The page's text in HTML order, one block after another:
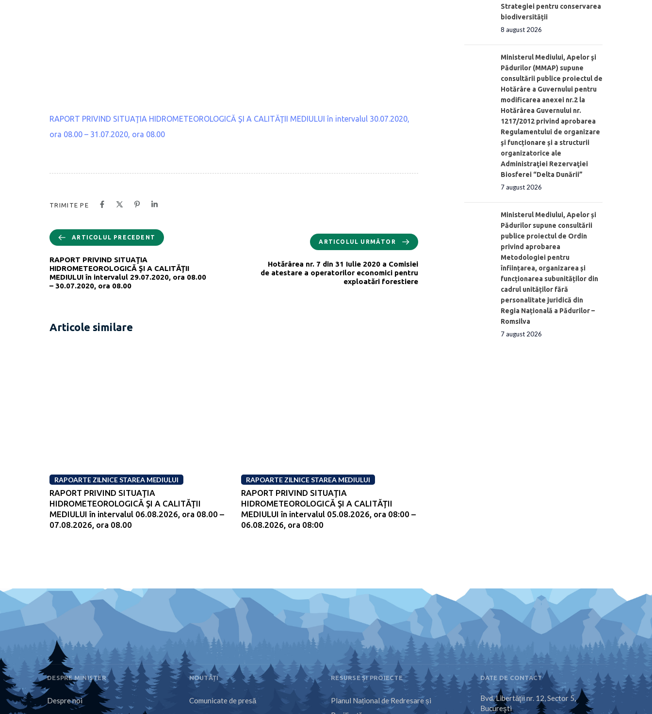
RAPORT PRIVIND SITUAŢIA HIDROMETEOROLOGICĂ ŞI A CALITĂŢII MEDIULUI în intervalul 30.07.2020,
ora 08.00 – 31.07.2020, ora 08.00
TRIMITE PE
ARTICOLUL PRECEDENT
RAPORT PRIVIND SITUAŢIA
HIDROMETEOROLOGICĂ ŞI A CALITĂŢII
MEDIULUI în intervalul 29.07.2020, ora 08.00
– 30.07.2020, ora 08.00
ARTICOLUL URMĂTOR
Hotărârea nr. 7 din 31 Iulie 2020 a Comisiei
de atestare a operatorilor economici pentru
exploatări forestiere
Articole similare
RAPOARTE ZILNICE STAREA MEDIULUI
RAPORT PRIVIND SITUAŢIA
HIDROMETEOROLOGICĂ ŞI A CALITĂŢII
MEDIULUI în intervalul 06.08.2026, ora 08.00 –
07.08.2026, ora 08.00
RAPOARTE ZILNICE STAREA MEDIULUI
RAPORT PRIVIND SITUAŢIA
HIDROMETEOROLOGICĂ ŞI A CALITĂŢII
MEDIULUI în intervalul 05.08.2026, ora 08:00 –
06.08.2026, ora 08:00
Strategiei pentru conservarea
biodiversității
8 august 2026
Ministerul Mediului, Apelor şi
Pădurilor (MMAP) supune
consultării publice proiectul de
Hotărâre a Guvernului pentru
modificarea anexei nr.2 la
Hotărârea Guvernului nr.
1217/2012 privind aprobarea
Regulamentului de organizare
şi funcționare și a structurii
organizatorice ale
Administraţiei Rezervaţiei
Biosferei “Delta Dunării”
7 august 2026
Ministerul Mediului, Apelor și
Pădurilor supune consultării
publice proiectul de Ordin
privind aprobarea
Metodologiei pentru
înființarea, organizarea și
funcționarea subunităților din
cadrul unităților fără
personalitate juridică din
Regia Națională a Pădurilor –
Romsilva
7 august 2026
DESPRE MINISTER
Despre noi
NOUTĂȚI
Comunicate de presă
RESURSE ȘI PROIECTE
Planul Național de Redresare și
DATE DE CONTACT
Bvd. Libertăţii nr. 12, Sector 5,
Bucureşti